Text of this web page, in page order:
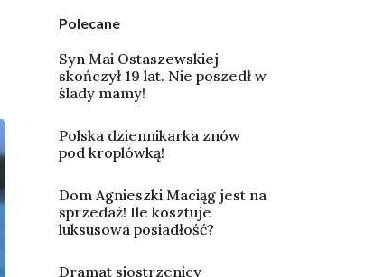
Polecane
Syn Mai Ostaszewskiej
skończył 19 lat. Nie poszedł w
ślady mamy!
Polska dziennikarka znów
pod kroplówką!
Dom Agnieszki Maciąg jest na
sprzedaż! Ile kosztuje
luksusowa posiadłość?
Dramat siostrzenicy